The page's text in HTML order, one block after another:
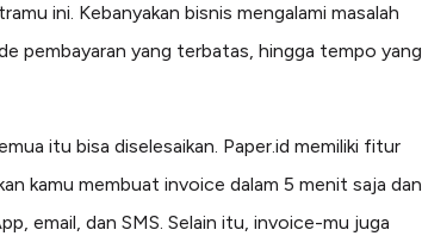
ini. Kebanyakan bisnis mengalami masalah
pembayaran yang terbatas, hingga tempo yang
itu bisa diselesaikan. Paper.id memiliki fitur
kamu membuat invoice dalam 5 menit saja dan
email, dan SMS. Selain itu, invoice-mu juga